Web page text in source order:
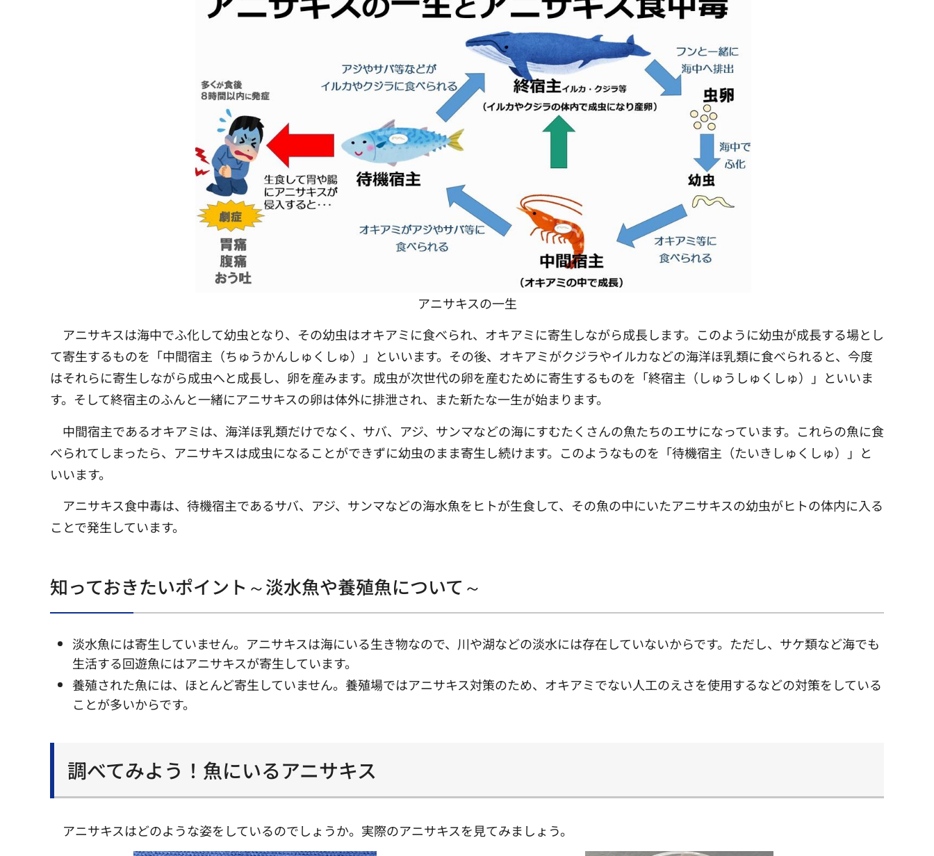
アニサキスの一生
アニサキスは海中でふ化して幼虫となり、その幼虫はオキアミに食べられ、オキアミに寄生しながら成長します。このように幼虫が成長する場とし
て寄生するものを「中間宿主（ちゅうかんしゅくしゅ）」といいます。その後、オキアミがクジラやイルカなどの海洋ほ乳類に食べられると、今度
はそれらに寄生しながら成虫へと成長し、卵を産みます。成虫が次世代の卵を産むために寄生するものを「終宿主（しゅうしゅくしゅ）」といいま
す。そして終宿主のふんと一緒にアニサキスの卵は体外に排泄され、また新たな一生が始まります。
中間宿主であるオキアミは、海洋ほ乳類だけでなく、サバ、アジ、サンマなどの海にすむたくさんの魚たちのエサになっています。これらの魚に食
べられてしまったら、アニサキスは成虫になることができずに幼虫のまま寄生し続けます。このようなものを「待機宿主（たいきしゅくしゅ）」と
いいます。
アニサキス食中毒は、待機宿主であるサバ、アジ、サンマなどの海水魚をヒトが生食して、その魚の中にいたアニサキスの幼虫がヒトの体内に入る
ことで発生しています。
知っておきたいポイント～淡水魚や養殖魚について～
淡水魚には寄生していません。アニサキスは海にいる生き物なので、川や湖などの淡水には存在していないからです。ただし、サケ類など海でも
生活する回遊魚にはアニサキスが寄生しています。
養殖された魚には、ほとんど寄生していません。養殖場ではアニサキス対策のため、オキアミでない人工のえさを使用するなどの対策をしている
ことが多いからです。
調べてみよう！魚にいるアニサキス
アニサキスはどのような姿をしているのでしょうか。実際のアニサキスを見てみましょう。